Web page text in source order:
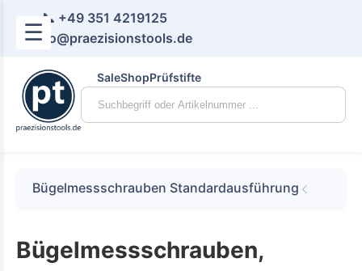
☰
📞 +49 351 4219125
📧 info@praezisionstools.de
SaleShopPrüfstifte
Bügelmessschrauben Standardausführung
Bügelmessschrauben,